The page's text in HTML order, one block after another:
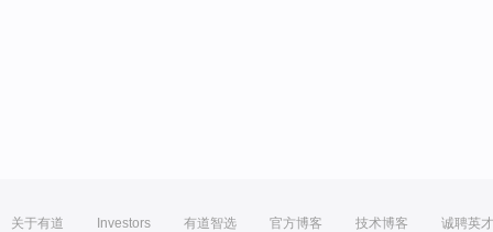
关于有道 Investors 有道智选 官方博客 技术博客 诚聘英才